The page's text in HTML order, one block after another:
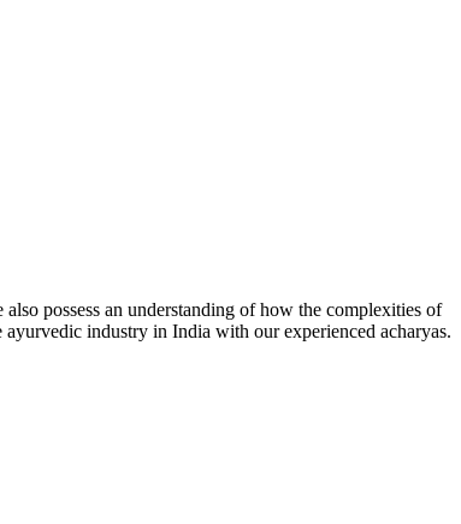
possess an understanding of how the complexities of
industry in India with our experienced acharyas.